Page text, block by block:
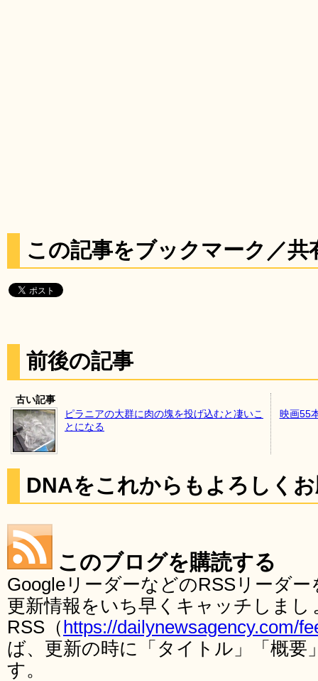
この記事をブックマーク／共
前後の記事
古い記事
ピラニアの大群に肉の塊を投げ込むと凄いこ
とになる
映画55
DNAをこれからもよろしく
このブログを購読する
GoogleリーダーなどのRSSリーダ
更新情報をいち早くキャッチしま
RSS（ https://dailynewsagency.com/
ば、更新の時に「タイトル」「概要
す。